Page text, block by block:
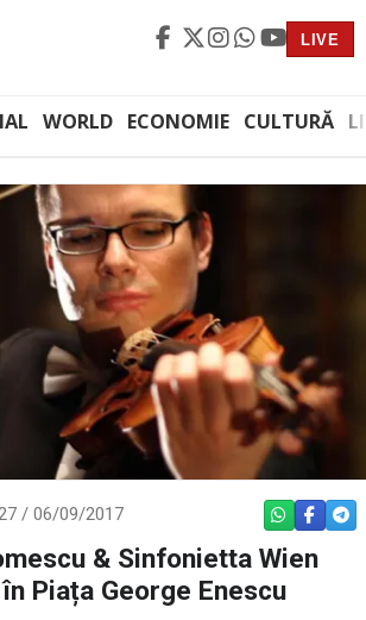
LIVE
WORLD ECONOMIE CULTURĂ
/ 06/09/2017 WHATSAPP
& Sinfonietta Wien
Piața George Enescu